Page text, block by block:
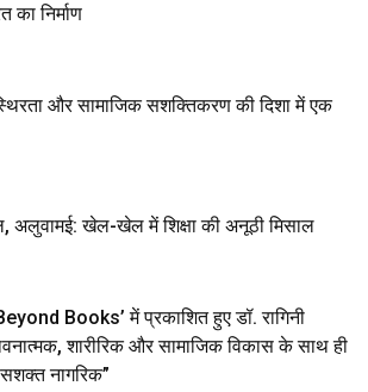
का निर्माण
और सामाजिक सशक्तिकरण की दिशा में एक
खेल-खेल में शिक्षा की अनूठी मिसाल
Books’ में प्रकाशित हुए डॉ. रागिनी
शारीरिक और सामाजिक विकास के साथ ही
नागरिक”